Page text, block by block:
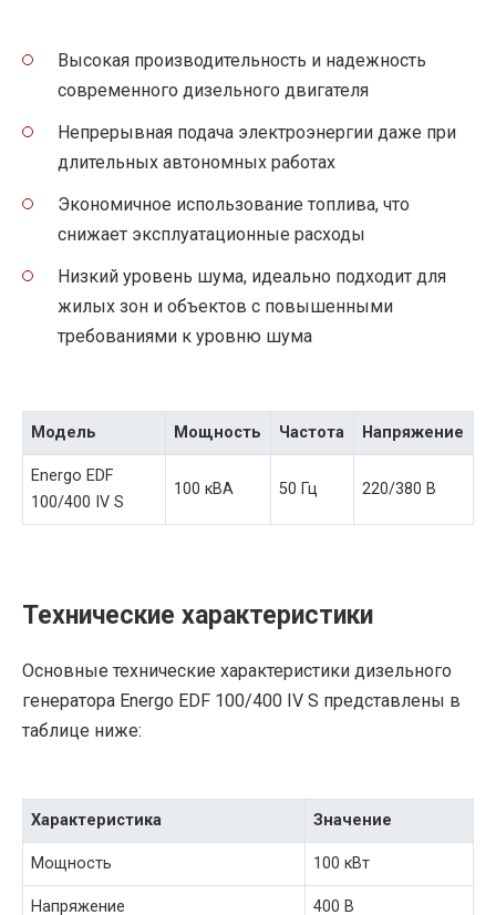
Высокая производительность и надежность
современного дизельного двигателя
Непрерывная подача электроэнергии даже при
длительных автономных работах
Экономичное использование топлива, что
снижает эксплуатационные расходы
Низкий уровень шума, идеально подходит для
жилых зон и объектов с повышенными
требованиями к уровню шума
Модель Мощность Частота Напряжение
Energo EDF
100/400 IV S
100 кВА 50 Гц 220/380 В
Технические характеристики
Основные технические характеристики дизельного
генератора Energo EDF 100/400 IV S представлены в
таблице ниже:
Характеристика Значение
Мощность 100 кВт
Напряжение 400 В